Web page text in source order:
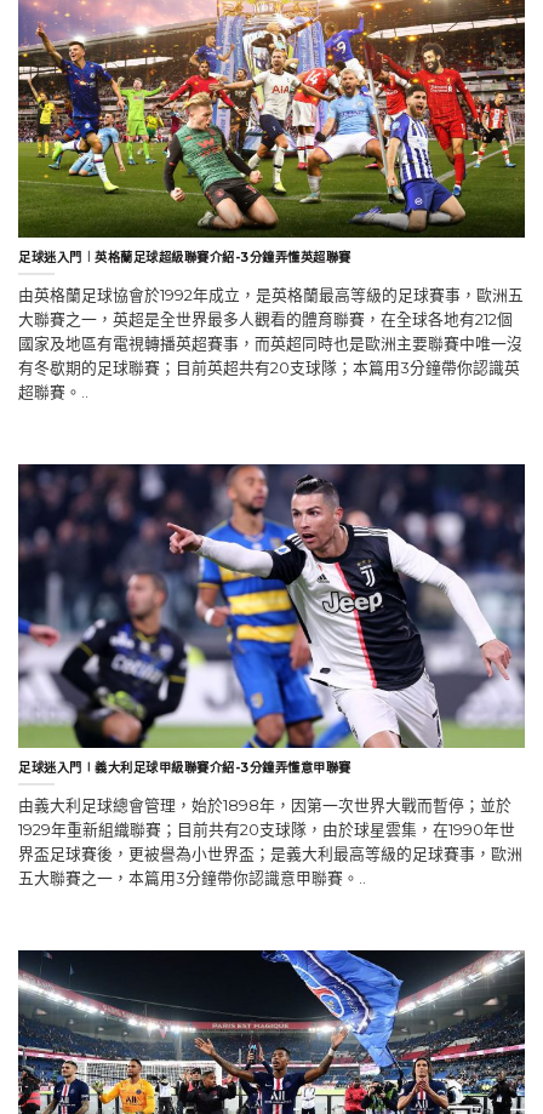
足球迷入門︱英格蘭足球超級聯賽介紹-3分鐘弄懂英超聯賽
由英格蘭足球協會於1992年成立，是英格蘭最高等級的足球賽事，歐洲五
大聯賽之一，英超是全世界最多人觀看的體育聯賽，在全球各地有212個
國家及地區有電視轉播英超賽事，而英超同時也是歐洲主要聯賽中唯一沒
有冬歇期的足球聯賽；目前英超共有20支球隊；本篇用3分鐘帶你認識英
超聯賽。..
足球迷入門∣義大利足球甲級聯賽介紹-3分鐘弄懂意甲聯賽
由義大利足球總會管理，始於1898年，因第一次世界大戰而暫停；並於
1929年重新組織聯賽；目前共有20支球隊，由於球星雲集，在1990年世
界盃足球賽後，更被譽為小世界盃；是義大利最高等級的足球賽事，歐洲
五大聯賽之一，本篇用3分鐘帶你認識意甲聯賽。..